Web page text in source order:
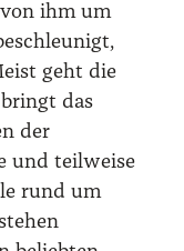
ihm um
geht die
das
der
und teilweise
rund um